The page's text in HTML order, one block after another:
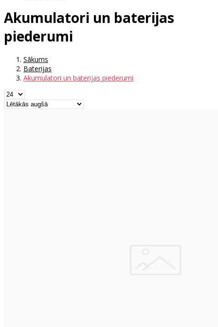
Akumulatori un baterijas
piederumi
Sākums
Baterijas
Akumulatori un baterijas piederumi